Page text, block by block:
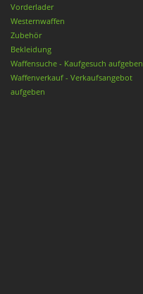
Vorderlader
Westernwaffen
Zubehör
Bekleidung
Waffensuche - Kaufgesuch aufgeben
Waffenverkauf - Verkaufsangebot
aufgeben